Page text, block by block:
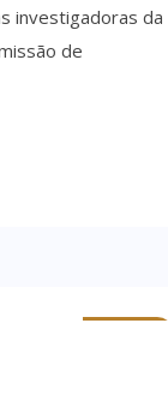
investigadoras da
de